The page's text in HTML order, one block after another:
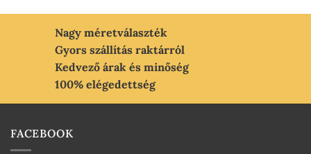
Nagy méretválaszték
Gyors szállítás raktárról
Kedvező árak és minőség
100% elégedettség
FACEBOOK